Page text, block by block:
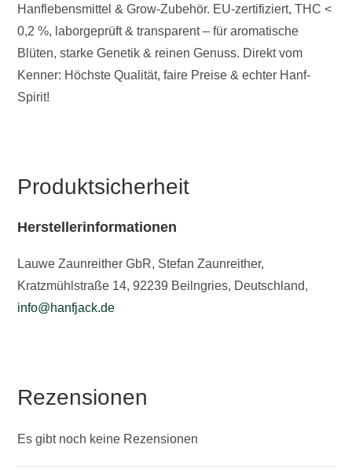
Hanflebensmittel & Grow-Zubehör. EU-zertifiziert, THC <
0,2 %, laborgeprüft & transparent – für aromatische
Blüten, starke Genetik & reinen Genuss. Direkt vom
Kenner: Höchste Qualität, faire Preise & echter Hanf-
Spirit!
Produktsicherheit
Herstellerinformationen
Lauwe Zaunreither GbR, Stefan Zaunreither,
Kratzmühlstraße 14, 92239 Beilngries, Deutschland,
info@hanfjack.de
Rezensionen
Es gibt noch keine Rezensionen